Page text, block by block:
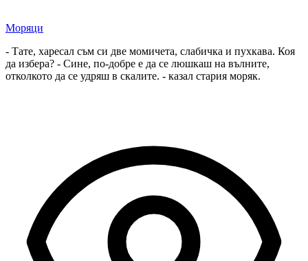
Моряци
- Тате, харесал съм си две момичета, слабичка и пухкава. Коя
да избера? - Сине, по-добре е да се люшкаш на вълните,
отколкото да се удряш в скалите. - казал стария моряк.